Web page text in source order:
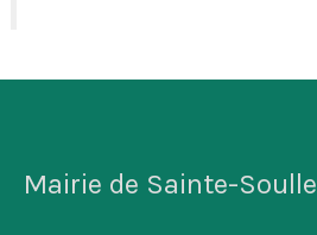
Mairie de Sainte-Soulle